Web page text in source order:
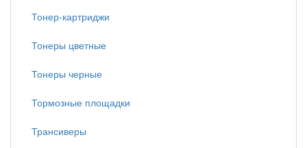
Тонер-картриджи
Тонеры цветные
Тонеры черные
Тормозные площадки
Трансиверы